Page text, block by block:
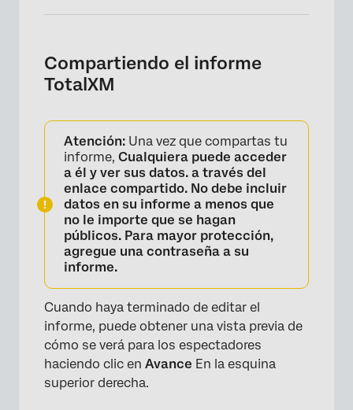
Compartiendo el informe
TotalXM
Atención: Una vez que compartas tu
informe, Cualquiera puede acceder
a él y ver sus datos. a través del
enlace compartido. No debe incluir
datos en su informe a menos que
no le importe que se hagan
públicos. Para mayor protección,
agregue una contraseña a su
informe.
Cuando haya terminado de editar el
informe, puede obtener una vista previa de
cómo se verá para los espectadores
haciendo clic en Avance En la esquina
superior derecha.